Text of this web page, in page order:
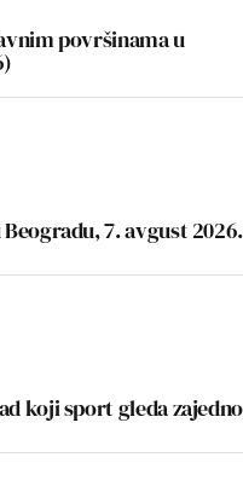
površinama u
7. avgust 2026.
koji sport gleda zajedno